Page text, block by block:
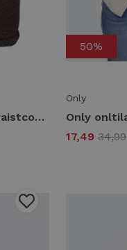
Only onlsandra teddy waistcoat life otw noos 15320630 Gilets seal brown
50%
Only
17,49 34,99